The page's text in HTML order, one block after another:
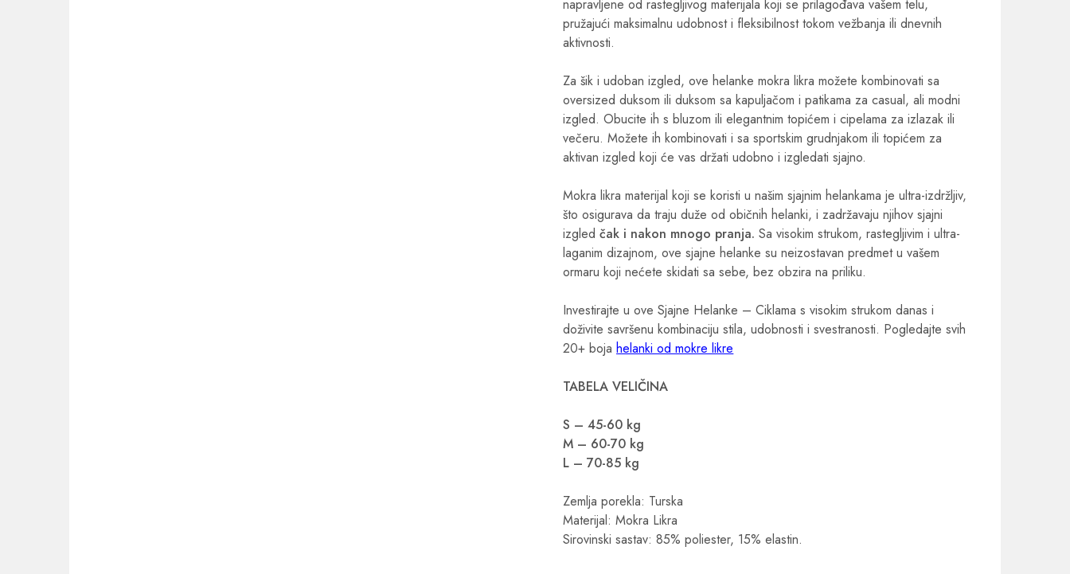
napravljene od rastegljivog materijala koji se prilagođava vašem telu,
pružajući maksimalnu udobnost i fleksibilnost tokom vežbanja ili dnevnih
aktivnosti.
Za šik i udoban izgled, ove helanke mokra likra možete kombinovati sa
oversized duksom ili duksom sa kapuljačom i patikama za casual, ali modni
izgled. Obucite ih s bluzom ili elegantnim topićem i cipelama za izlazak ili
večeru. Možete ih kombinovati i sa sportskim grudnjakom ili topićem za
aktivan izgled koji će vas držati udobno i izgledati sjajno.
Mokra likra materijal koji se koristi u našim sjajnim helankama je ultra-izdržljiv,
što osigurava da traju duže od običnih helanki, i zadržavaju njihov sjajni
izgledčak i nakon mnogo pranja. Sa visokim strukom, rastegljivim i ultra-
laganim dizajnom, ove sjajne helanke su neizostavan predmet u vašem
ormaru koji nećete skidati sa sebe, bez obzira na priliku.
Investirajte u ove Sjajne Helanke – Ciklama s visokim strukom danas i
doživite savršenu kombinaciju stila, udobnosti i svestranosti. Pogledajte svih
20+ bojahelanki od mokre likre
TABELA VELIČINA
S – 45-60 kg
M – 60-70 kg
L – 70-85 kg
Zemlja porekla: Turska
Materijal: Mokra Likra
Sirovinski sastav: 85% poliester, 15% elastin.